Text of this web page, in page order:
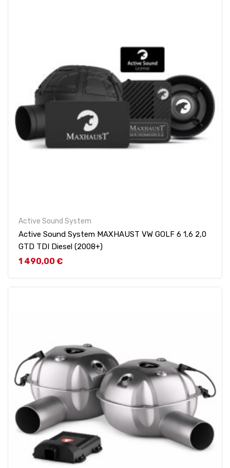
Active Sound System
Active Sound System MAXHAUST VW GOLF 6 1,6 2,0
GTD TDI Diesel (2008+)
Prix
1 490,00 €